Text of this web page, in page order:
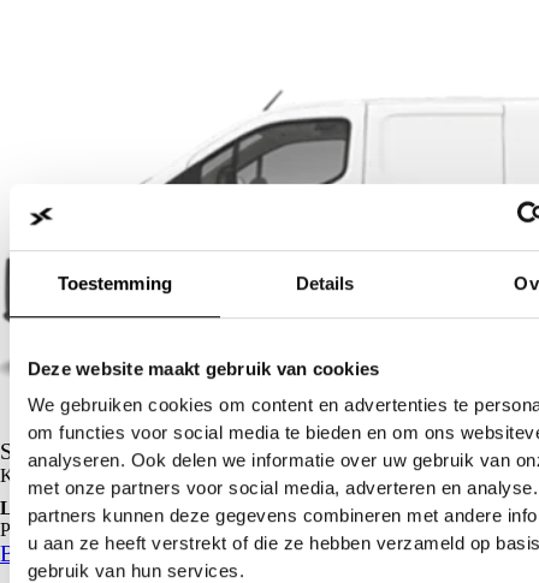
Toestemming Details
Deze website maakt gebruik van cookies
We gebruiken cookies om content en advertenties te
om functies voor social media te bieden en om ons
analyseren. Ook delen we informatie over uw gebruik van
met onze partners voor social media, adverteren en
partners kunnen deze gegevens combineren met andere
u aan ze heeft verstrekt of die ze hebben verzameld op
gebruik van hun services.
Standaard Model
Kopen vanaf
Lease p/m vanaf
Particulier
€ 500
Bekijk dit model